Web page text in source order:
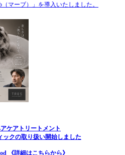
マーブ）」を導入いたしました。
ケアトリートメント
クの取り扱い開始しました
《詳細はこちらから》